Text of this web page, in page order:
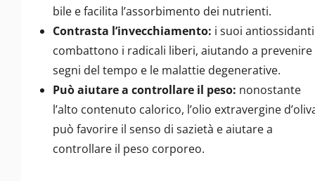
bile e facilita l’assorbimento dei nutrienti.
Contrasta l’invecchiamento: i suoi antiossidanti
combattono i radicali liberi, aiutando a prevenire
segni del tempo e le malattie degenerative.
Può aiutare a controllare il peso: nonostante
l’alto contenuto calorico, l’olio extravergine
può favorire il senso di sazietà e aiutare a
controllare il peso corporeo.